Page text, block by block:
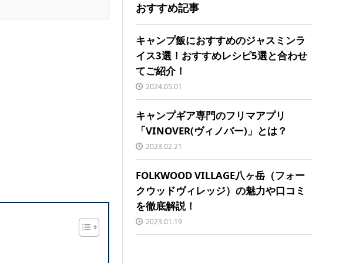
おすすめ記事
キャンプ飯におすすめのジャスミンラ
イス3選！おすすめレシピ5選と合わせ
てご紹介！
2024.05.01
キャンプギア専門のフリマアプリ
「VINOVER(ヴィノバー)」とは？
2023.02.21
FOLKWOOD VILLAGE八ヶ岳（フォー
クウッドヴィレッジ）の魅力や口コミ
を徹底解説！
2023.01.19